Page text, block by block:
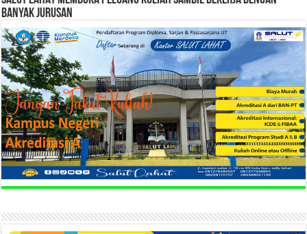
BANYAK JURUSAN